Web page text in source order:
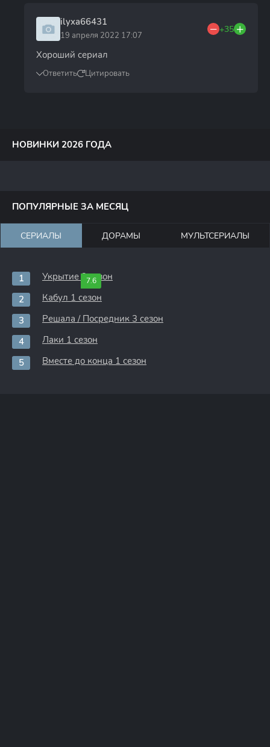
ilyxa66431
19 апреля 2022 17:07
+35
Хороший сериал
Ответить Цитировать
НОВИНКИ 2026 ГОДА
ПОПУЛЯРНЫЕ ЗА МЕСЯЦ
СЕРИАЛЫ ДОРАМЫ МУЛЬТСЕРИАЛЫ
7.6
Укрытие 3 сезон
Кабул 1 сезон
Решала / Посредник 3 сезон
Лаки 1 сезон
Вместе до конца 1 сезон